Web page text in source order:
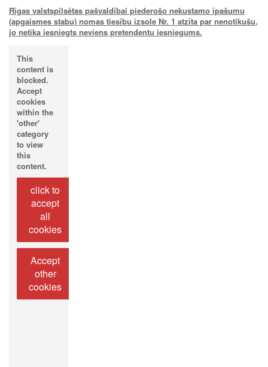
Rīgas valstspilsētas pašvaldībai piederošo nekustamo īpašumu
(apgaismes stabu) nomas tiesību izsole Nr. 1 atzīta par nenotikušu,
jo netika iesniegts neviens pretendentu iesniegums.
This
content is
blocked.
Accept
cookies
within the
'other'
category
to view
this
content.
click to
accept
all
cookies
Accept
other
cookies